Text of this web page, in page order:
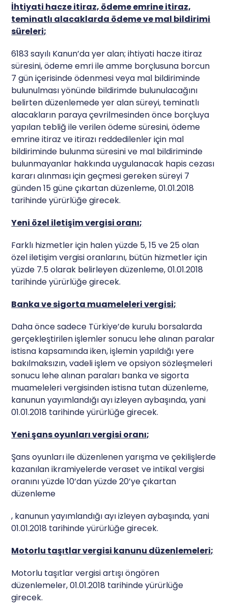
İhtiyati hacze itiraz, ödeme emrine itiraz,
teminatlı alacaklarda ödeme ve mal bildirimi
süreleri;
6183 sayılı Kanun’da yer alan; ihtiyati hacze itiraz
süresini, ödeme emri ile amme borçlusuna borcun
7 gün içerisinde ödenmesi veya mal bildiriminde
bulunulması yönünde bildirimde bulunulacağını
belirten düzenlemede yer alan süreyi, teminatlı
alacakların paraya çevrilmesinden önce borçluya
yapılan tebliğ ile verilen ödeme süresini, ödeme
emrine itiraz ve itirazı reddedilenler için mal
bildiriminde bulunma süresini ve mal bildiriminde
bulunmayanlar hakkında uygulanacak hapis cezası
kararı alınması için geçmesi gereken süreyi 7
günden 15 güne çıkartan düzenleme, 01.01.2018
tarihinde yürürlüğe girecek.
Yeni özel iletişim vergisi oranı;
Farklı hizmetler için halen yüzde 5, 15 ve 25 olan
özel iletişim vergisi oranlarını, bütün hizmetler için
yüzde 7.5 olarak belirleyen düzenleme, 01.01.2018
tarihinde yürürlüğe girecek.
Banka ve sigorta muameleleri vergisi;
Daha önce sadece Türkiye’de kurulu borsalarda
gerçekleştirilen işlemler sonucu lehe alınan paralar
istisna kapsamında iken, işlemin yapıldığı yere
bakılmaksızın, vadeli işlem ve opsiyon sözleşmeleri
sonucu lehe alınan paraları banka ve sigorta
muameleleri vergisinden istisna tutan düzenleme,
kanunun yayımlandığı ayı izleyen aybaşında, yani
01.01.2018 tarihinde yürürlüğe girecek.
Yeni şans oyunları vergisi oranı;
Şans oyunları ile düzenlenen yarışma ve çekilişlerde
kazanılan ikramiyelerde veraset ve intikal vergisi
oranını yüzde 10’dan yüzde 20’ye çıkartan
düzenleme
k
u
b
z
r
e
, kanunun yayımlandığı ayı izleyen aybaşında, yani
01.01.2018 tarihinde yürürlüğe girecek.
Motorlu taşıtlar vergisi kanunu düzenlemeleri;
Motorlu taşıtlar vergisi artışı öngören
düzenlemeler, 01.01.2018 tarihinde yürürlüğe
girecek.